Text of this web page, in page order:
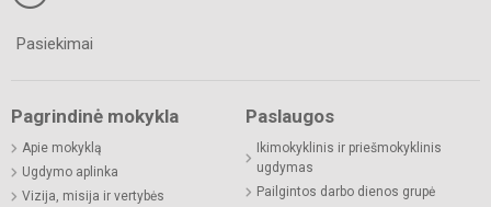
Pasiekimai
Pagrindinė mokykla
Apie mokyklą
Ugdymo aplinka
Vizija, misija ir vertybės
Paslaugos
Ikimokyklinis ir priešmokyklinis
ugdymas
Pailgintos darbo dienos grupė